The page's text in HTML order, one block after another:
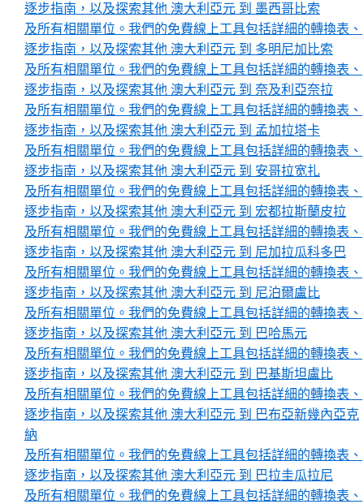
逐步指南，以及探索其他 澳大利亞元 到 墨西哥比索
及所有相關單位。我們的免費線上工具包括詳細的轉換表、
逐步指南，以及探索其他 澳大利亞元 到 多明尼加比索
及所有相關單位。我們的免費線上工具包括詳細的轉換表、
逐步指南，以及探索其他 澳大利亞元 到 奈及利亞奈拉
及所有相關單位。我們的免費線上工具包括詳細的轉換表、
逐步指南，以及探索其他 澳大利亞元 到 孟加拉塔卡
及所有相關單位。我們的免費線上工具包括詳細的轉換表、
逐步指南，以及探索其他 澳大利亞元 到 安哥拉宽扎
及所有相關單位。我們的免費線上工具包括詳細的轉換表、
逐步指南，以及探索其他 澳大利亞元 到 宏都拉斯蘭皮拉
及所有相關單位。我們的免費線上工具包括詳細的轉換表、
逐步指南，以及探索其他 澳大利亞元 到 尼加拉瓜科多巴
及所有相關單位。我們的免費線上工具包括詳細的轉換表、
逐步指南，以及探索其他 澳大利亞元 到 尼泊爾盧比
及所有相關單位。我們的免費線上工具包括詳細的轉換表、
逐步指南，以及探索其他 澳大利亞元 到 巴哈馬元
及所有相關單位。我們的免費線上工具包括詳細的轉換表、
逐步指南，以及探索其他 澳大利亞元 到 巴基斯坦盧比
及所有相關單位。我們的免費線上工具包括詳細的轉換表、
逐步指南，以及探索其他 澳大利亞元 到 巴布亞新幾內亞克
納
及所有相關單位。我們的免費線上工具包括詳細的轉換表、
逐步指南，以及探索其他 澳大利亞元 到 巴拉圭瓜拉尼
及所有相關單位。我們的免費線上工具包括詳細的轉換表、